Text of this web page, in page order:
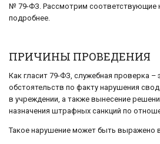
№ 79-ФЗ. Рассмотрим соответствующие
подробнее.
ПРИЧИНЫ ПРОВЕДЕНИЯ
Как гласит 79-ФЗ, служебная проверка –
обстоятельств по факту нарушения
в учреждении, а также вынесение
назначения штрафных санкций по
Такое нарушение может быть выражено